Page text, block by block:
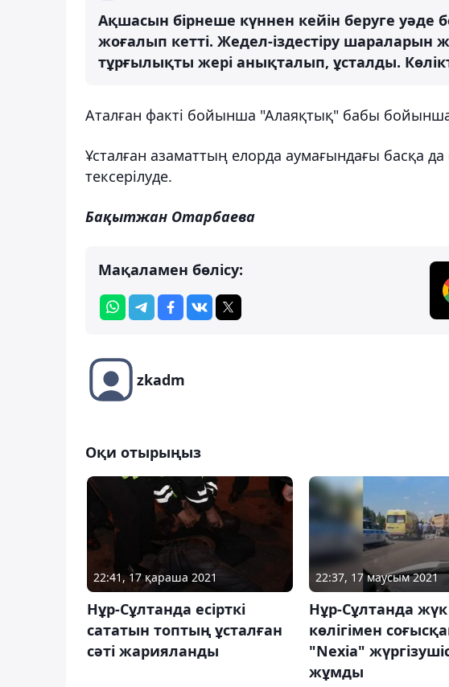
Ақшасын бірнеше күннен кейін беруге уәде
жоғалып кетті. Жедел-іздестіру шараларын
тұрғылықты жері анықталып, ұсталды.
Аталған факті бойынша "Алаяқтық" бабы
Ұсталған азаматтың елорда аумағындағы басқа
тексерілуде.
Бақытжан Отарбаева
Мақаламен бөлісу:
zkadm
Оқи отырыңыз
22:41, 17 қараша 2021
Нұр-Сұлтанда есірткі
сататын топтың ұсталған
сәті жарияланды
22:37, 17 маусым 2021
Нұр-Сұлтанда жүк
көлігімен
"Nexia"
жұмды